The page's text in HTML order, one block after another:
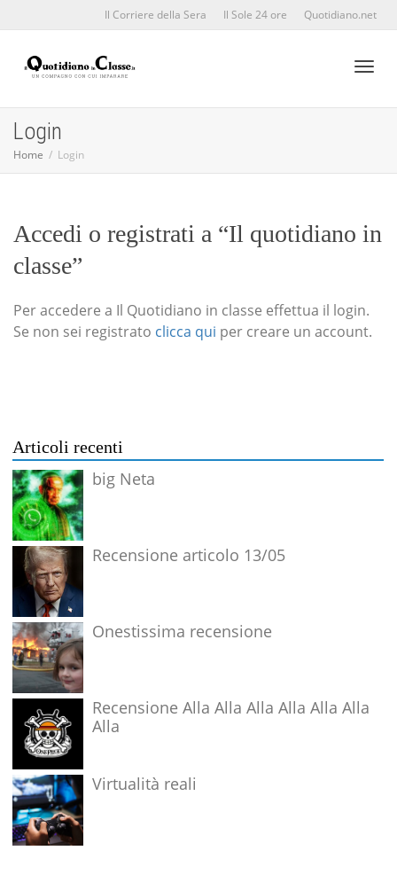
Il Corriere della Sera Il Sole 24 ore Quotidiano.net
Login
Home Login
Accedi o registrati a “Il quotidiano in
classe”
Per accedere a Il Quotidiano in classe effettua il login.
Se non sei registrato clicca qui per creare un account.
Articoli recenti
big Neta
Recensione articolo 13/05
Onestissima recensione
Recensione Alla Alla Alla Alla Alla Alla
Alla
Virtualità reali